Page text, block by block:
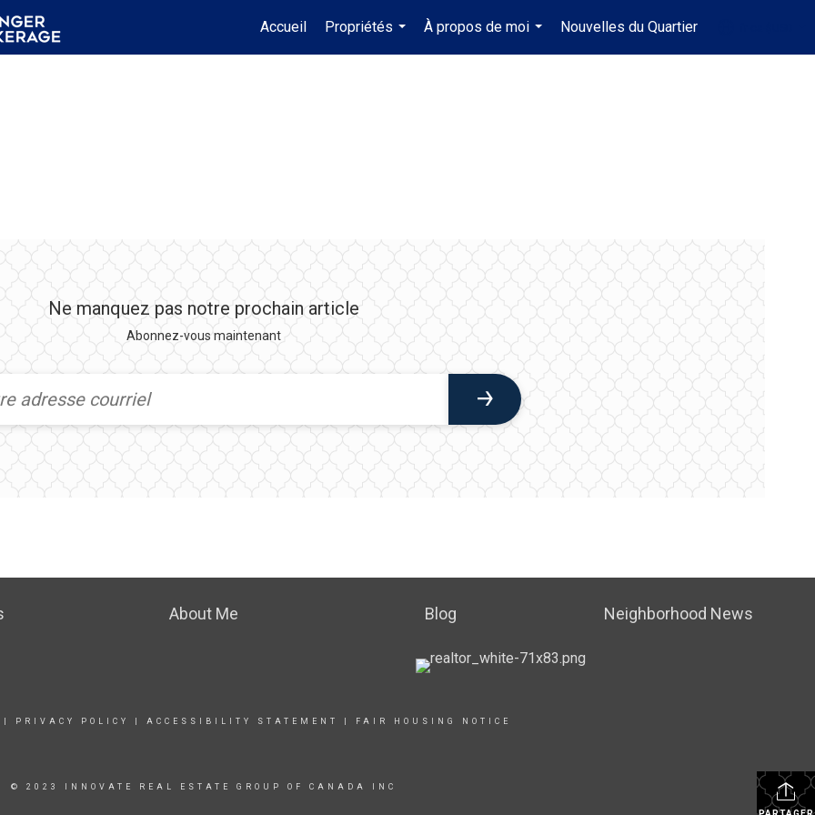
Accueil
Propriétés
...
À propos de moi
...
Nouvelles du Quartier
...
Ne manquez pas notre prochain article
Abonnez-vous maintenant
About Me Blog Neighborhood News
PRIVACY POLICY ACCESSIBILITY STATEMENT FAIR HOUSING NOTICE
© 2023 INNOVATE REAL ESTATE GROUP OF CANADA INC